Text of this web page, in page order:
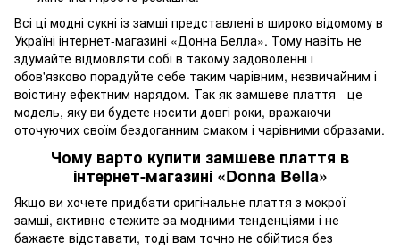
Всі ці модні сукні із замші представлені в широко відомому в
Україні інтернет-магазині «Донна Белла». Тому навіть не
здумайте відмовляти собі в такому задоволенні і
обов'язково порадуйте себе таким чарівним, незвичайним і
воістину ефектним нарядом. Так як замшеве плаття - це
модель, яку ви будете носити довгі роки, вражаючи
оточуючих своїм бездоганним смаком і чарівними образами.
Чому варто купити замшеве плаття в
інтернет-магазині «Donna Bella»
Якщо ви хочете придбати оригінальне плаття з мокрої
замші, активно стежите за модними тенденціями і не
бажаєте відставати, тоді вам точно не обійтися без